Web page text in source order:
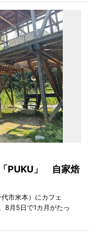
PUKU」 自家焙
市米本）にカフェ
8月5日で1カ月がたっ